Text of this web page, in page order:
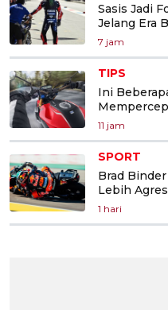
Sasis Jadi
Jelang Era
7 jam
TIPS
Ini
11 jam
SPORT
Brad
Lebih
1 hari